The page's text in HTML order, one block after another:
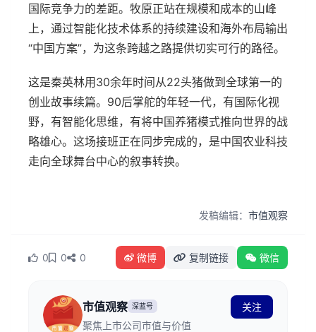
国际竞争力的差距。牧原正站在规模和成本的山峰
上，通过智能化技术体系的持续建设和海外布局输出
“中国方案”，为这条跨越之路提供切实可行的路径。
这是秦英林用30余年时间从22头猪做到全球第一的
创业故事续篇。90后掌舵的年轻一代，有国际化视
野，有智能化思维，有将中国养猪模式推向世界的战
略雄心。这场接班正在同步完成的，是中国农业科技
走向全球舞台中心的叙事转换。
发稿编辑： 市值观察
0 0 0 微博 复制链接 微信
市值观察 深蓝号
聚焦上市公司市值与价值
关注